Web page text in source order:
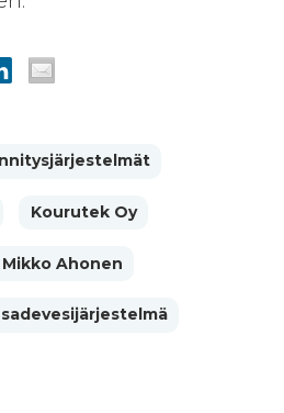
Kourutek Oy
Mikko Ahonen
sadevesijärjestelmä